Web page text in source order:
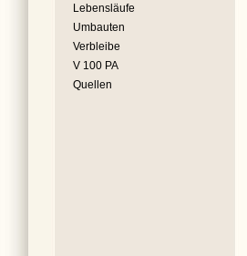
Lebensläufe
Umbauten
Verbleibe
V 100 PA
Quellen